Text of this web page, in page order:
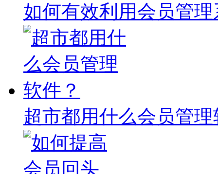
如何有效利用会员管
超市都用什么会员管